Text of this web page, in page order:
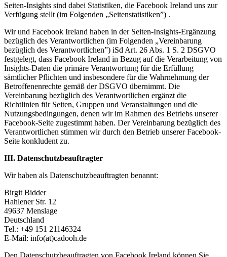
Seiten-Insights sind dabei Statistiken, die Facebook Ireland uns zur
Verfügung stellt (im Folgenden „Seitenstatistiken”) .
Wir und Facebook Ireland haben in der Seiten-Insights-Ergänzung
bezüglich des Verantwortlichen (im Folgenden „Vereinbarung
bezüglich des Verantwortlichen”) iSd Art. 26 Abs. 1 S. 2 DSGVO
festgelegt, dass Facebook Ireland in Bezug auf die Verarbeitung von
Insights-Daten die primäre Verantwortung für die Erfüllung
sämtlicher Pflichten und insbesondere für die Wahrnehmung der
Betroffenenrechte gemäß der DSGVO übernimmt. Die
Vereinbarung bezüglich des Verantwortlichen ergänzt die
Richtlinien für Seiten, Gruppen und Veranstaltungen und die
Nutzungsbedingungen, denen wir im Rahmen des Betriebs unserer
Facebook-Seite zugestimmt haben. Der Vereinbarung bezüglich des
Verantwortlichen stimmen wir durch den Betrieb unserer Facebook-
Seite konkludent zu.
III. Datenschutzbeauftragter
Wir haben als Datenschutzbeauftragten benannt:
Birgit Bidder
Hahlener Str. 12
49637 Menslage
Deutschland
Tel.: +49 151 21146324
E-Mail: info(at)cadooh.de
Den Datenschutzbeauftragten von Facebook Ireland können Sie